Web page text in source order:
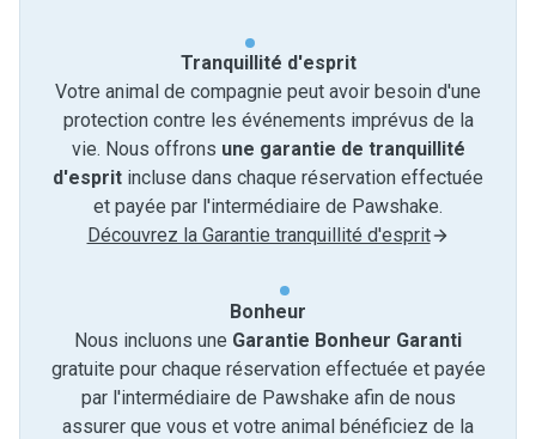
Tranquillité d'esprit
Votre animal de compagnie peut avoir besoin d'une
protection contre les événements imprévus de la
vie. Nous offrons une garantie de tranquillité
d'esprit incluse dans chaque réservation effectuée
et payée par l'intermédiaire de Pawshake.
Découvrez la Garantie tranquillité d'esprit
Bonheur
Nous incluons une Garantie Bonheur Garanti
gratuite pour chaque réservation effectuée et payée
par l'intermédiaire de Pawshake afin de nous
assurer que vous et votre animal bénéficiez de la